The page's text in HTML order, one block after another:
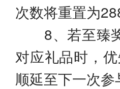
次数将重置为
8、若至臻奖
对应礼品时，
顺延至下一次参